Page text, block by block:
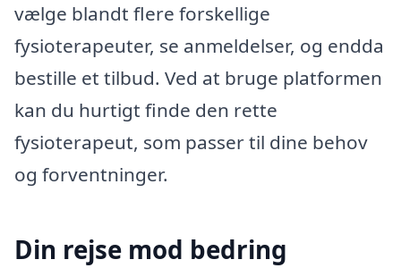
vælge blandt flere forskellige
fysioterapeuter, se anmeldelser, og endda
bestille et tilbud. Ved at bruge platformen
kan du hurtigt finde den rette
fysioterapeut, som passer til dine behov
og forventninger.
Din rejse mod bedring